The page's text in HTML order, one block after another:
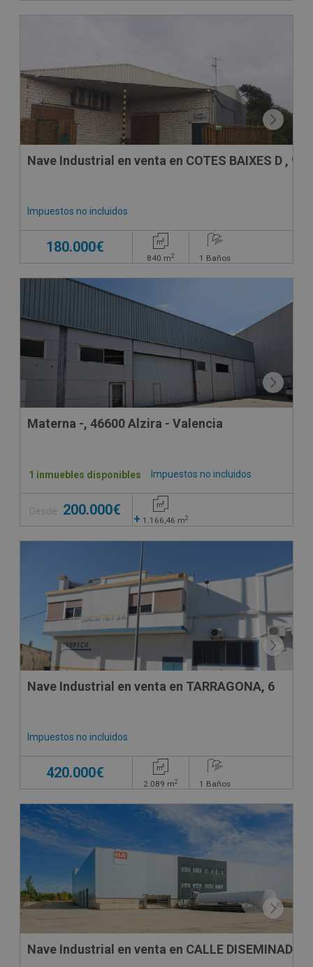
Nave Industrial en venta en COTES BAIXES D , 9
Impuestos no incluidos
180.000€
840 m2 1 Baños
Materna -, 46600 Alzira - Valencia
Impuestos no incluidos
1 inmuebles disponibles
Desde 200.000€
+ 1.166,46 m2
CONDICIONES ESPECIALES
Nave Industrial en venta en TARRAGONA, 6
Impuestos no incluidos
420.000€
2.089 m2 1 Baños
Nave Industrial en venta en CALLE